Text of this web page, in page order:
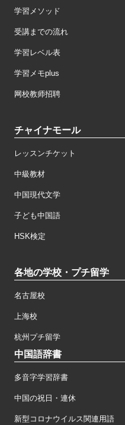
学習メソッド
受講までの流れ
学習レベル表
学習メモplus
网校教师招聘
チャイナモール
レッスンチケット
中級教材
中国現代文学
子ども中国語
HSK検定
各地の学校・プチ留学
名古屋校
上海校
杭州プチ留学
中国語辞書
多音字学習辞書
中国の祝日・連休
新型コロナウイルス関連用語